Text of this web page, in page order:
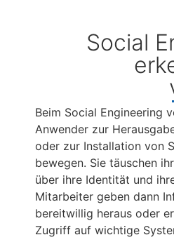
Social
Beim Social Engineering
Anwender zur
oder zur Installation von
bewegen. Sie täuschen
über ihre Identität und
Mitarbeiter geben dann
bereitwillig heraus oder
Zugriff auf wichtige